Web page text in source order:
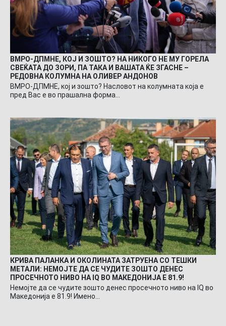
ВМРО-ДПМНЕ, КОЈ И ЗОШТО? НА НИКОГО НЕ МУ ГОРЕЛА
СВЕЌАТА ДО ЗОРИ, ПА ТАКА И ВАШАТА ЌЕ ЗГАСНЕ –
РЕДОВНА КОЛУМНА НА ОЛИВЕР АНДОНОВ
ВМРО-ДПМНЕ, кој и зошто? Насловот на колумната која е
пред Вас е во прашална форма…
КРИВА ПАЛАНКА И ОКОЛИНАТА ЗАТРУЕНА СО ТЕШКИ
МЕТАЛИ: НЕМОЈТЕ ДА СЕ ЧУДИТЕ ЗОШТО ДЕНЕС
ПРОСЕЧНОТО НИВО НА IQ ВО МАКЕДОНИЈА Е 81.9!
Немојте да се чудите зошто денес просечното ниво на IQ во
Македонија е 81.9! Имено…